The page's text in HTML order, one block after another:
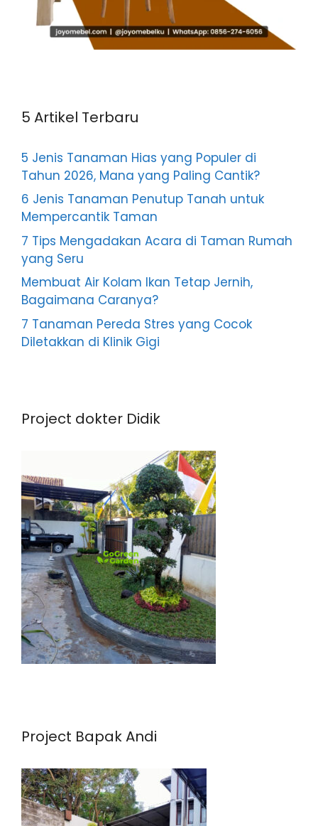
5 Artikel Terbaru
5 Jenis Tanaman Hias yang Populer di
Tahun 2026, Mana yang Paling Cantik?
6 Jenis Tanaman Penutup Tanah untuk
Mempercantik Taman
7 Tips Mengadakan Acara di Taman Rumah
yang Seru
Membuat Air Kolam Ikan Tetap Jernih,
Bagaimana Caranya?
7 Tanaman Pereda Stres yang Cocok
Diletakkan di Klinik Gigi
Project dokter Didik
Project Bapak Andi